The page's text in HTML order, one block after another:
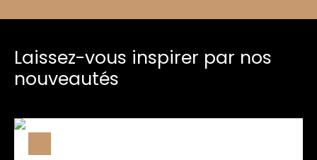
Laissez-vous inspirer par nos
nouveautés